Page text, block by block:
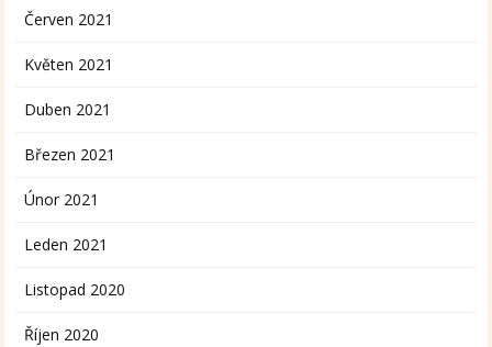
Červen 2021
Květen 2021
Duben 2021
Březen 2021
Únor 2021
Leden 2021
Listopad 2020
Říjen 2020